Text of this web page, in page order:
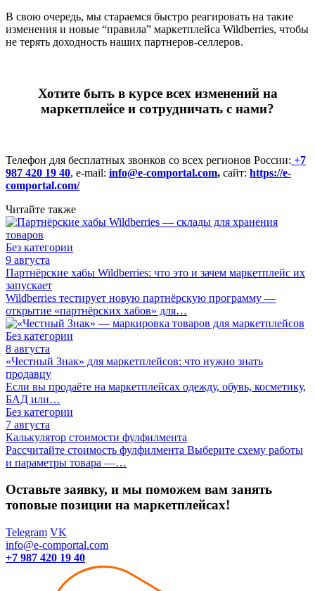
В свою очередь, мы стараемся быстро реагировать на такие
изменения и новые “правила” маркетплейса Wildberries, чтобы
не терять доходность наших партнеров-селлеров.
Хотите быть в курсе всех изменений на
маркетплейсе и сотрудничать с нами?
Телефон для бесплатных звонков со всех регионов России: +7
987 420 19 40, e-mail: info@e-comportal.com, сайт: https://e-
comportal.com/
Читайте также
Без категории
9 августа
Партнёрские хабы Wildberries: что это и зачем маркетплейс их
запускает
Wildberries тестирует новую партнёрскую программу —
открытие «партнёрских хабов» для…
Без категории
8 августа
«Честный Знак» для маркетплейсов: что нужно знать
продавцу
Если вы продаёте на маркетплейсах одежду, обувь, косметику,
БАД или…
Без категории
7 августа
Калькулятор стоимости фулфилмента
Рассчитайте стоимость фулфилмента Выберите схему работы
и параметры товара —…
Оставьте заявку, и мы поможем вам занять
топовые позиции на маркетплейсах!
Telegram VK
info@e-comportal.com
+7 987 420 19 40